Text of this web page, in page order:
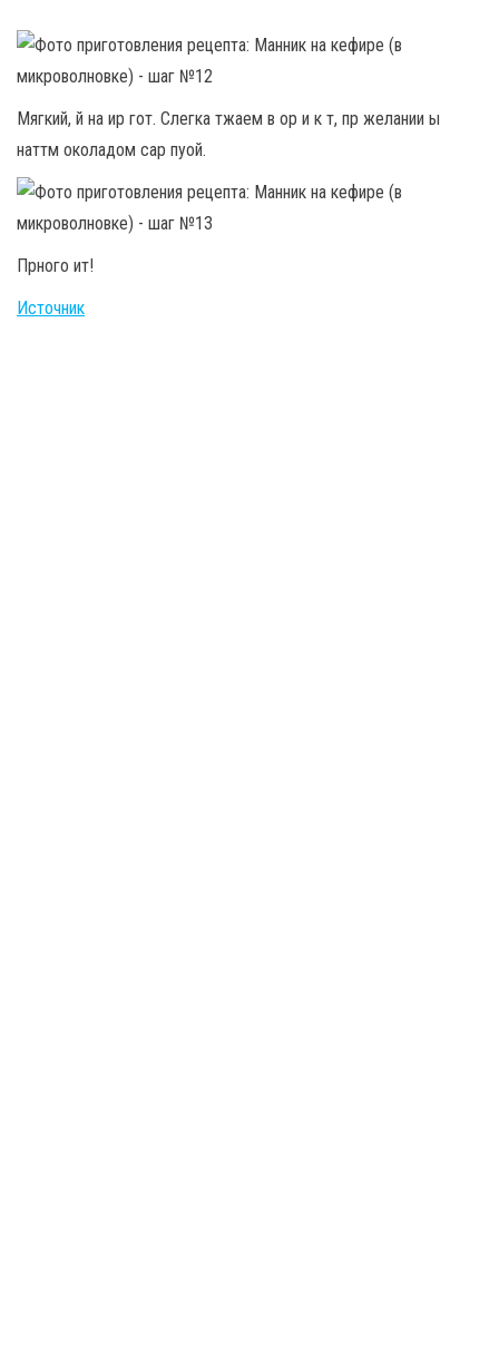
Мягкий, й на ир гот. Слегка тжаем в ор и к т, пр желании ы
наттм околадом сар пуой.
Прного ит!
Источник